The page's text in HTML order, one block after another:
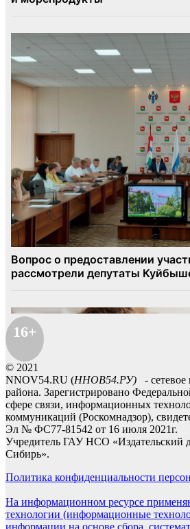
16+
© 2021
NNOV54.RU (ННОВ54.РУ) - сетевое
района. Зарегистрировано
сфере связи, информационных
коммуникаций (Роскомнадзор),
Эл № ФС77-81542 от 16 июля 2021г.
Учредитель ГАУ НСО «Издательский
Сибирь».
Политика конфиденциальности
На информационном ресурсе
технологии (информационные